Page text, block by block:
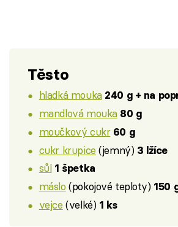
Těsto
hladká mouka 240 g + na
mandlová mouka 80 g
moučkový cukr 60 g
cukr krupice (jemný) 3 lžíce
sůl 1 špetka
máslo (pokojové teploty) 150
vejce (velké) 1 ks